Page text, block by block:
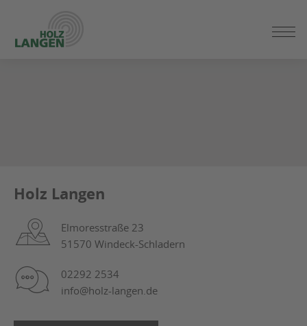
SEITENINHALT
SPRINGEN
Holz Langen
Elmoresstraße 23
51570 Windeck-Schladern
02292 2534
info@holz-langen.de